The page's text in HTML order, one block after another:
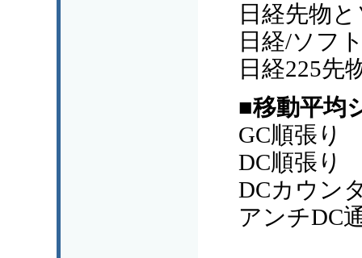
日経先物
日経/ソフ
日経225先
■移動平均
GC順張り
DC順張り
DCカウン
アンチDC